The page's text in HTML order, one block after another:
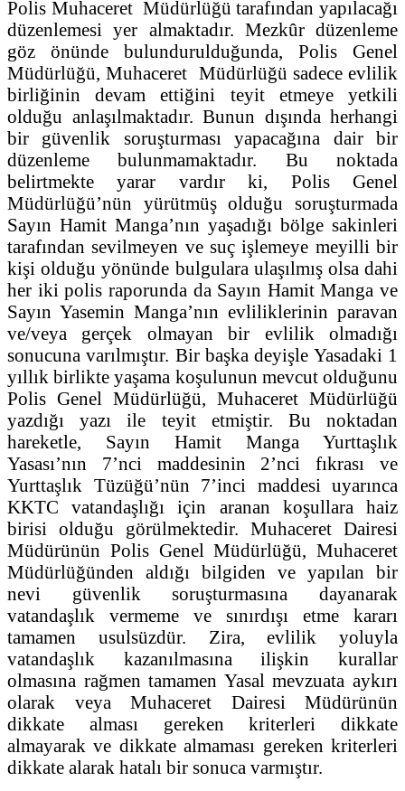
Polis Muhaceret Müdürlüğü tarafından yapılacağı
düzenlemesi yer almaktadır. Mezkûr düzenleme
göz önünde bulundurulduğunda, Polis Genel
Müdürlüğü, Muhaceret Müdürlüğü sadece evlilik
birliğinin devam ettiğini teyit etmeye yetkili
olduğu anlaşılmaktadır. Bunun dışında herhangi
bir güvenlik soruşturması yapacağına dair bir
düzenleme bulunmamaktadır. Bu noktada
belirtmekte yarar vardır ki, Polis Genel
Müdürlüğü’nün yürütmüş olduğu soruşturmada
Sayın Hamit Manga’nın yaşadığı bölge sakinleri
tarafından sevilmeyen ve suç işlemeye meyilli bir
kişi olduğu yönünde bulgulara ulaşılmış olsa dahi
her iki polis raporunda da Sayın Hamit Manga ve
Sayın Yasemin Manga’nın evliliklerinin paravan
ve/veya gerçek olmayan bir evlilik olmadığı
sonucuna varılmıştır. Bir başka deyişle Yasadaki 1
yıllık birlikte yaşama koşulunun mevcut olduğunu
Polis Genel Müdürlüğü, Muhaceret Müdürlüğü
yazdığı yazı ile teyit etmiştir. Bu noktadan
hareketle, Sayın Hamit Manga Yurttaşlık
Yasası’nın 7’nci maddesinin 2’nci fıkrası ve
Yurttaşlık Tüzüğü’nün 7’inci maddesi uyarınca
KKTC vatandaşlığı için aranan koşullara haiz
birisi olduğu görülmektedir. Muhaceret Dairesi
Müdürünün Polis Genel Müdürlüğü, Muhaceret
Müdürlüğünden aldığı bilgiden ve yapılan bir
nevi güvenlik soruşturmasına dayanarak
vatandaşlık vermeme ve sınırdışı etme kararı
tamamen usulsüzdür. Zira, evlilik yoluyla
vatandaşlık kazanılmasına ilişkin kurallar
olmasına rağmen tamamen Yasal mevzuata aykırı
olarak veya Muhaceret Dairesi Müdürünün
dikkate alması gereken kriterleri dikkate
almayarak ve dikkate almaması gereken kriterleri
dikkate alarak hatalı bir sonuca varmıştır.